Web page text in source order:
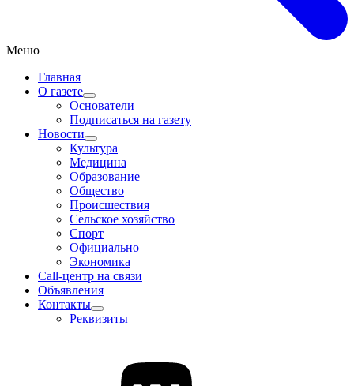
Меню
Главная
О газете
Основатели
Подписаться на газету
Новости
Культура
Медицина
Образование
Общество
Происшествия
Сельское хозяйство
Спорт
Официально
Экономика
Call-центр на связи
Объявления
Контакты
Реквизиты